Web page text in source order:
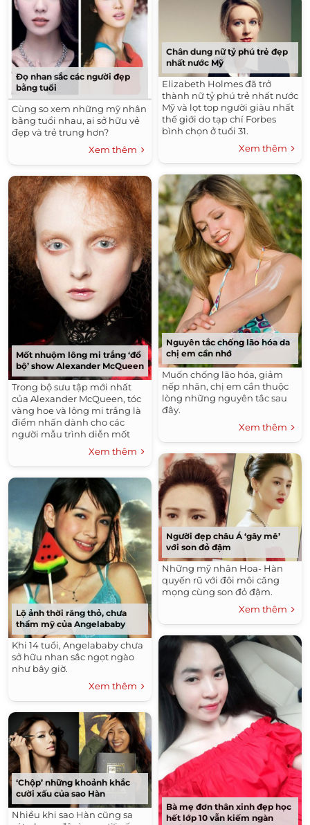
Đọ nhan sắc các người đẹp
bằng tuổi
Cùng so xem những mỹ nhân
bằng tuổi nhau, ai sở hữu vẻ
đẹp và trẻ trung hơn?
Xem thêm
Mốt nhuộm lông mi trắng ‘đổ
bộ’ show Alexander McQueen
Trong bộ sưu tập mới nhất
của Alexander McQueen, tóc
vàng hoe và lông mi trắng là
điểm nhấn dành cho các
người mẫu trình diễn mốt
mới nhất của thương hiệu
Xem thêm
Lộ ảnh thời răng thỏ, chưa
thẩm mỹ của Angelababy
Khi 14 tuổi, Angelababy chưa
sở hữu nhan sắc ngọt ngào
như bây giờ.
Xem thêm
‘Chộp’ những khoảnh khắc
cười xấu của sao Hàn
Nhiều khi sao Hàn cũng sa
Chân dung nữ tỷ phú trẻ đẹp
nhất nước Mỹ
Elizabeth Holmes đã trở
thành nữ tỷ phú trẻ nhất nước
Mỹ và lọt top người giàu nhất
thế giới do tạp chí Forbes
bình chọn ở tuổi 31.
Xem thêm
Nguyên tắc chống lão hóa da
chị em cần nhớ
Muốn chống lão hóa, giảm
nếp nhăn, chị em cần thuộc
lòng những nguyên tắc sau
đây.
Xem thêm
Người đẹp châu Á ‘gây mê’
với son đỏ đậm
Những mỹ nhân Hoa- Hàn
quyến rũ với đôi môi căng
mọng cùng son đỏ đậm.
Xem thêm
Bà mẹ đơn thân xinh đẹp học
hết lớp 10 vẫn kiếm ngàn